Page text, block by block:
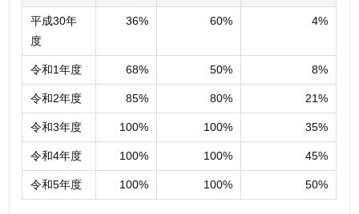
平成30年
度
36% 60% 4%
令和1年度 68% 50% 8%
令和2年度 85% 80% 21%
令和3年度 100% 100% 35%
令和4年度 100% 100% 45%
令和5年度 100% 100% 50%